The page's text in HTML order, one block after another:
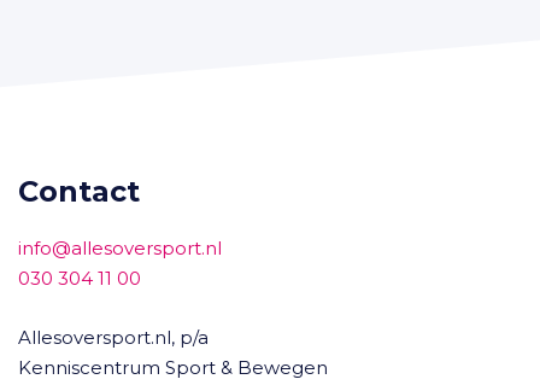
Contact
info@allesoversport.nl
030 304 11 00
Allesoversport.nl, p/a
Kenniscentrum Sport & Bewegen